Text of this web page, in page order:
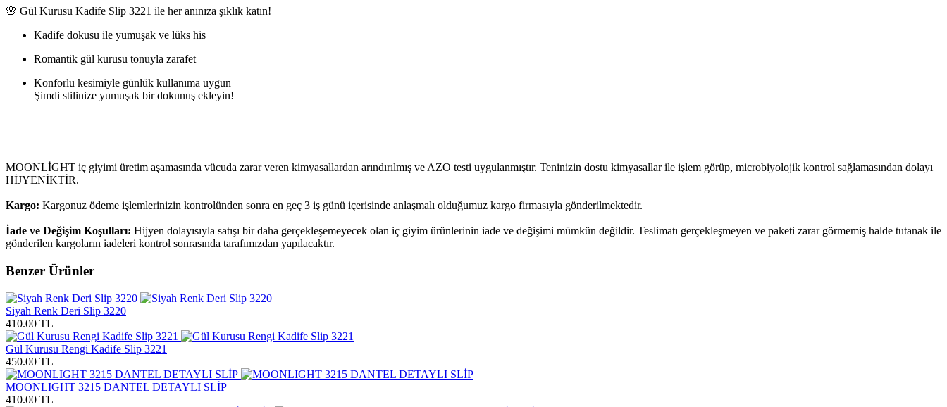
🌸 Gül Kurusu Kadife Slip 3221 ile her anınıza şıklık katın!
Kadife dokusu ile yumuşak ve lüks his
Romantik gül kurusu tonuyla zarafet
Konforlu kesimiyle günlük kullanıma uygun
Şimdi stilinize yumuşak bir dokunuş ekleyin!
MOONLİGHT iç giyimi üretim aşamasında vücuda zarar veren kimyasallardan arındırılmış ve AZO testi uygulanmıştır. Teninizin dostu kimyasallar ile işlem görüp, microbiyolojik kontrol sağlamasından dolayı
HİJYENİKTİR.
Kargo: Kargonuz ödeme işlemlerinizin kontrolünden sonra en geç 3 iş günü içerisinde anlaşmalı olduğumuz kargo firmasıyla gönderilmektedir.
İade ve Değişim Koşulları: Hijyen dolayısıyla satışı bir daha gerçekleşemeyecek olan iç giyim ürünlerinin iade ve değişimi mümkün değildir. Teslimatı gerçekleşmeyen ve paketi zarar görmemiş halde tutanak ile
gönderilen kargoların iadeleri kontrol sonrasında tarafımızdan yapılacaktır.
Benzer Ürünler
Siyah Renk Deri Slip 3220
410.00 TL
Gül Kurusu Rengi Kadife Slip 3221
450.00 TL
MOONLIGHT 3215 DANTEL DETAYLI SLİP
410.00 TL